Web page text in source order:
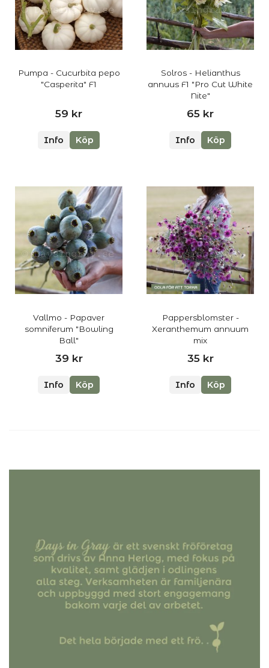
Pumpa - Cucurbita pepo
"Casperita" F1
59 kr
Info Köp
Solros - Helianthus
annuus F1 "Pro Cut White
Nite"
65 kr
Info Köp
Vallmo - Papaver
somniferum "Bowling
Ball"
39 kr
Info Köp
Pappersblomster -
Xeranthemum annuum
mix
35 kr
Info Köp